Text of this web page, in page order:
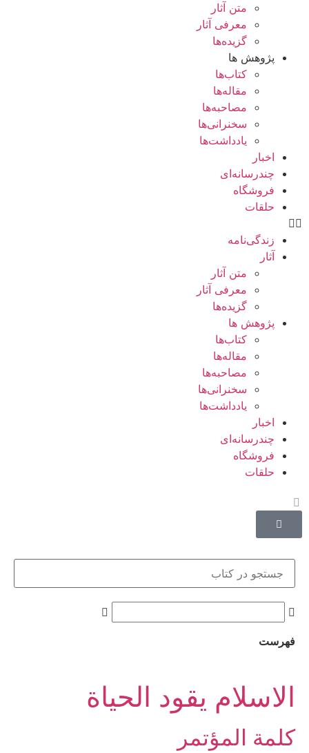
متن آثار
معرفی آثار
گزیده‌ها
پژوهش ها
کتاب‌ها
مقاله‌ها
مصاحبه‌ها
سخنرانی‌ها
یادداشت‌ها
اخبار
چندرسانه‌ای
فروشگاه
حلقات
زندگی‌نامه
آثار
متن آثار
معرفی آثار
گزیده‌ها
پژوهش ها
کتاب‌ها
مقاله‌ها
مصاحبه‌ها
سخنرانی‌ها
یادداشت‌ها
اخبار
چندرسانه‌ای
فروشگاه
حلقات
فهرست
الاسلام یقود الحیاة
كلمة المؤتمر